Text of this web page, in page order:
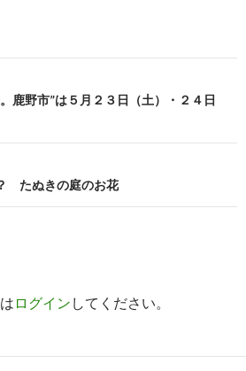
野市”は５月２３日（土）・２４日
たぬきの庭のお花
ログイン してください。